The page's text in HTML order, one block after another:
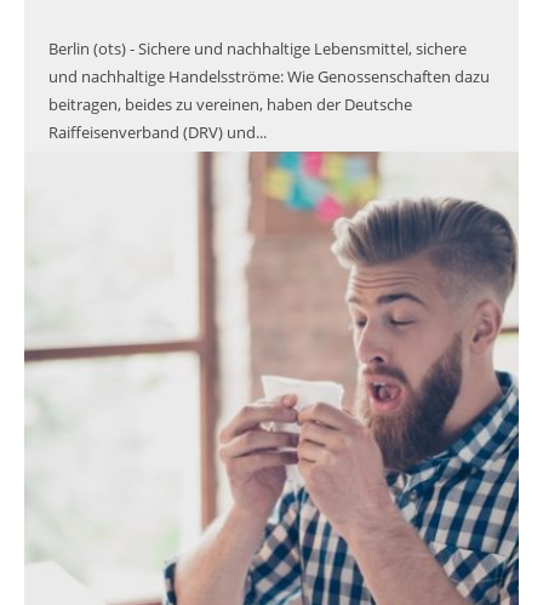
Berlin (ots) - Sichere und nachhaltige Lebensmittel, sichere
und nachhaltige Handelsströme: Wie Genossenschaften dazu
beitragen, beides zu vereinen, haben der Deutsche
Raiffeisenverband (DRV) und...